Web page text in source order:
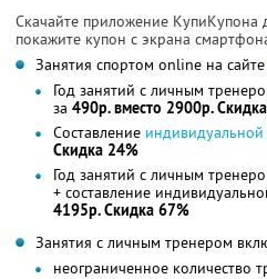
Скачайте приложение КупиКупона
покажите купон с экрана
Занятия спортом online на сайте
Год занятий с личным
за 490р. вместо 2900р.
Составление
Скидка 24%
Год занятий с личным
+ составление
4195р. Скидка 67%
Занятия с личным тренером
неограниченное количество